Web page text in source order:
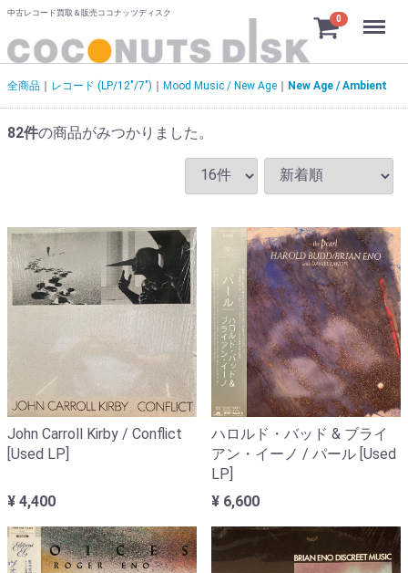
中古レコード買取＆販売ココナッツディスク
0 Menu
全商品 レコード (LP/12"/7") Mood Music / New Age New Age / Ambient
82件の商品がみつかりました。
John Carroll Kirby / Conflict
[Used LP]
¥ 4,400
ハロルド・バッド & ブライ
アン・イーノ / パール [Used
LP]
¥ 6,600